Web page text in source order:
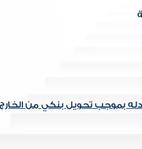
بموجب تحويل بنكي من الخارج